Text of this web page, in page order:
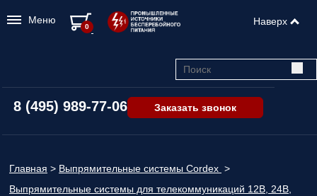
8 (495) 989-77-06 Заказать звонок
Главная > Выпрямительные системы Cordex >
Выпрямительные системы для телекоммуникаций 12В, 24В,
Меню Наверх
0